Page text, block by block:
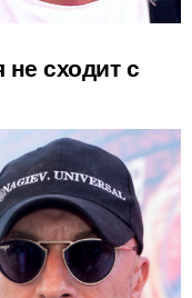
не сходит с